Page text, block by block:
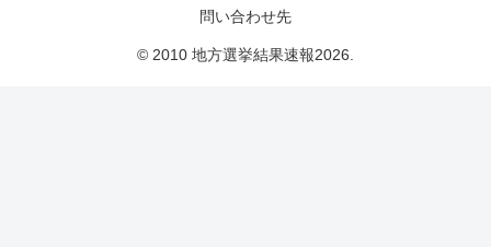
問い合わせ先
© 2010 地方選挙結果速報2026.